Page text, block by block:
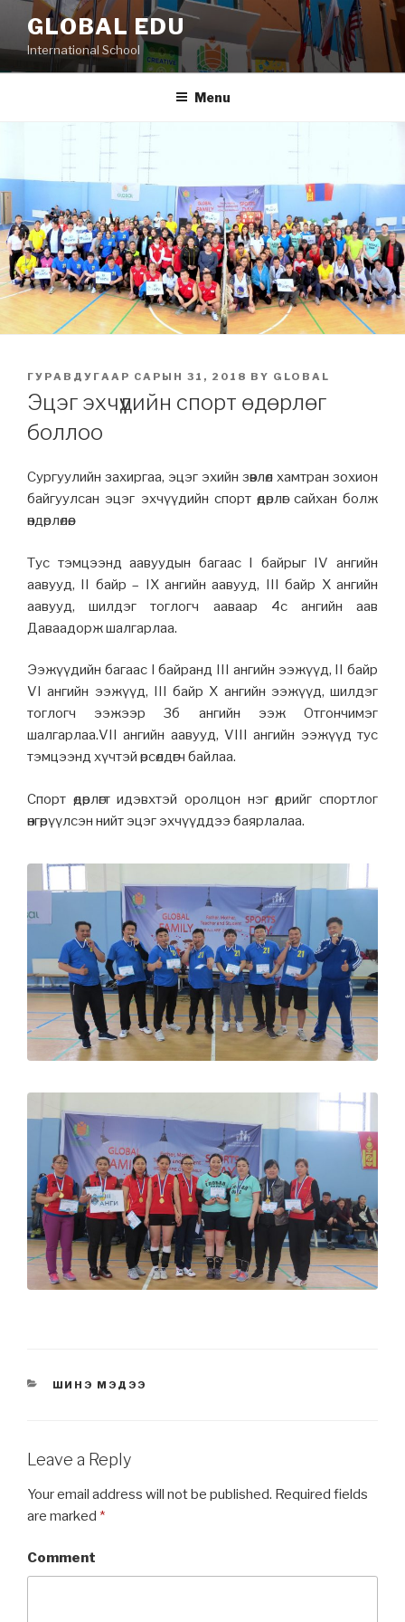
content
GLOBAL EDU
International School
Menu
POSTED
ON
ГУРАВДУГААР САРЫН 31, 2018 BY GLOBAL
Эцэг эхчүүдийн спорт өдөрлөг
боллоо
Сургуулийн захиргаа, эцэг эхийн зөвлөл хамтран зохион
байгуулсан эцэг эхчүүдийн спорт өдөрлөг сайхан болж
өндөрлөлөө.
Тус тэмцээнд аавуудын багаас I байрыг IV ангийн
аавууд, II байр – IX ангийн аавууд, III байр X ангийн
аавууд, шилдэг тоглогч ааваар 4с ангийн аав
Даваадорж шалгарлаа.
Ээжүүдийн багаас I байранд III ангийн ээжүүд, II байр
VI ангийн ээжүүд, III байр X ангийн ээжүүд, шилдэг
тоглогч ээжээр 3б ангийн ээж Отгончимэг
шалгарлаа.VII ангийн аавууд, VIII ангийн ээжүүд тус
тэмцээнд хүчтэй өрсөлдөгч байлаа.
Спорт өдөрлөгт идэвхтэй оролцон нэг өдрийг спортлог
өнгөрүүлсэн нийт эцэг эхчүүддээ баярлалаа.
CATEGORIES
ШИНЭ МЭДЭЭ
Leave a Reply
Your email address will not be published. Required fields
are marked *
Comment